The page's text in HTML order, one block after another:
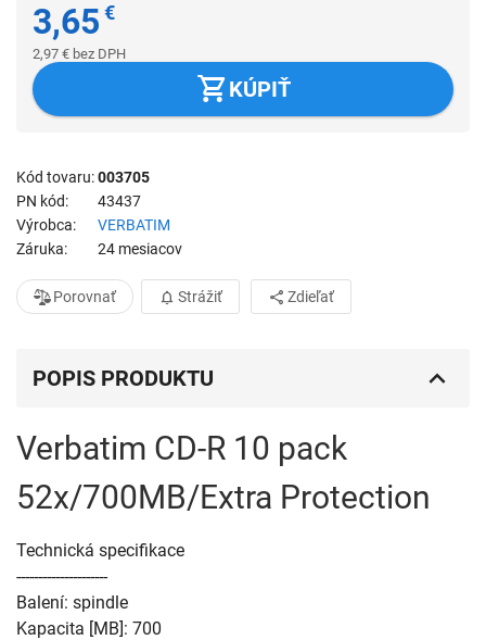
3,65 €
2,97 € bez DPH
KÚPIŤ
Kód tovaru 003705
PN kód
43437
Výrobca
VERBATIM
Záruka
24 mesiacov
Porovnať Strážiť Zdieľať
POPIS PRODUKTU
Verbatim CD-R 10 pack
52x/700MB/Extra Protection
Technická specifikace
---------------------
Balení: spindle
Kapacita [MB]: 700